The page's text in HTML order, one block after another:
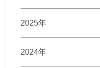
2025年
2024年